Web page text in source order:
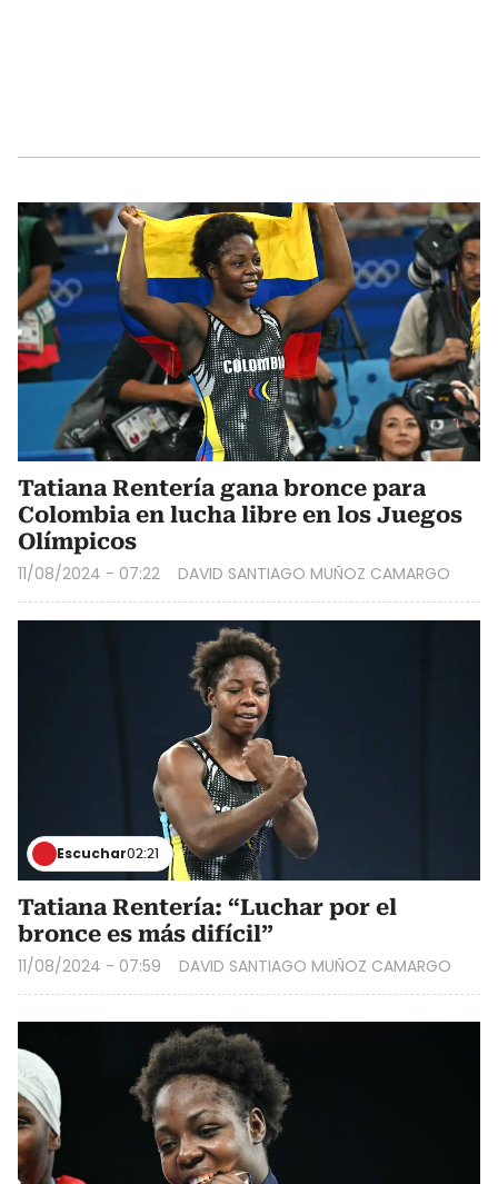
Tatiana Rentería gana bronce para
Colombia en lucha libre en los Juegos
Olímpicos
11/08/2024 - 07:22 DAVID SANTIAGO MUÑOZ CAMARGO
Escuchar02:21
Tatiana Rentería: “Luchar por el
bronce es más difícil”
11/08/2024 - 07:59 DAVID SANTIAGO MUÑOZ CAMARGO